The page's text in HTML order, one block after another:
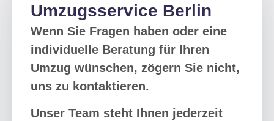
Umzugsservice Berlin
Wenn Sie Fragen haben oder eine
individuelle Beratung für Ihren
Umzug wünschen, zögern Sie nicht,
uns zu kontaktieren.
Unser Team steht Ihnen jederzeit